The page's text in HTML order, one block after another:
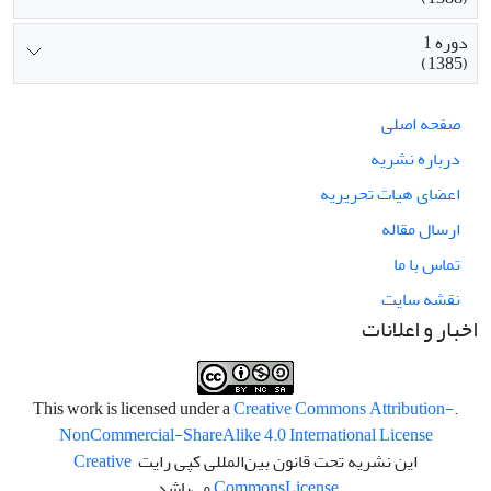
دوره 1
(1385)
صفحه اصلی
درباره نشریه
اعضای هیات تحریریه
ارسال مقاله
تماس با ما
نقشه سایت
اخبار و اعلانات
.This work is licensed under a
Creative Commons Attribution-
NonCommercial-ShareAlike 4.0 International License
این نشریه تحت قانون بین‌المللی کپی رایت Creative